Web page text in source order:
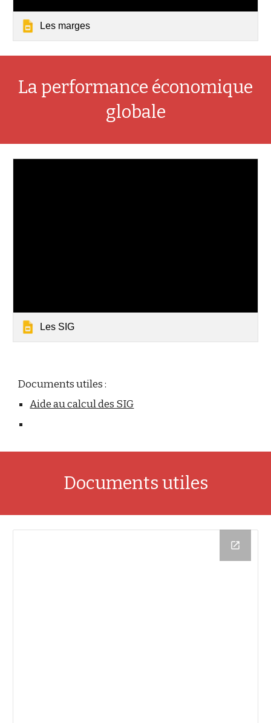
Les marges
La performance économique
globale
Les SIG
Documents utiles :
Aide au calcul des SIG
Documents utiles